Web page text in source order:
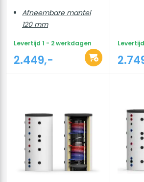
Afneembare mantel
120 mm
Levertijd 1 - 2 werkdagen
2.449,-